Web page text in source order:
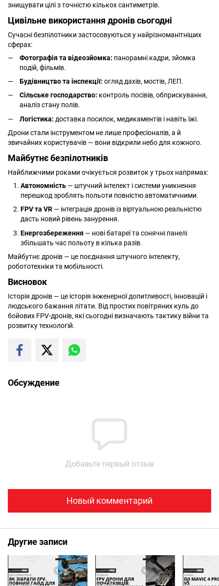
знищувати цілі з точністю кількох сантиметрів.
Цивільне використання дронів сьогодні
Сучасні безпілотники застосовуються у найрізноманітніших
сферах:
Фотографія та відеозйомка: панорамні кадри, зйомка
подій, фільмів.
Будівництво та інспекції: огляд дахів, мостів, ЛЕП.
Сільське господарство: контроль посівів, обприскування,
аналіз стану полів.
Логістика: доставка посилок, медикаментів і навіть їжі.
Дрони стали інструментом не лише професіоналів, а й
звичайних користувачів — вони відкрили небо для кожного.
Майбутнє безпілотників
Найближчими роками очікується розвиток у трьох напрямах:
Автономність — штучний інтелект і системи уникнення
перешкод зроблять польоти повністю автоматичними.
FPV та VR — інтеграція дронів із віртуальною реальністю
дасть новий рівень занурення.
Енергозбереження — нові батареї та сонячні панелі
збільшать час польоту в кілька разів.
Майбутнє дронів — це поєднання штучного інтелекту,
робототехніки та мобільності.
Висновок
Історія дронів — це історія інженерної допитливості, інновацій і
людського бажання літати. Від простих повітряних куль до
бойових FPV-дронів, які сьогодні визначають тактику війни та
розвитку технологій.
Обсуждение
Добавьте первый отзыв
Новый комментарий
Другие записи